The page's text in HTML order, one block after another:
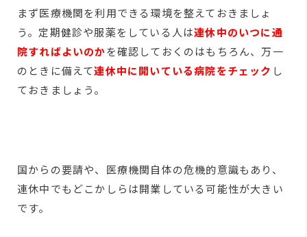
まず医療機関を利用できる環境を整えておきましょ
う。定期健診や服薬をしている人は連休中のいつに通
院すればよいのかを確認しておくのはもちろん、万一
のときに備えて連休中に開いている病院をチェック し
ておきましょう。
国からの要請や、医療機関自体の危機的意識もあり、
連休中でもどこかしらは開業している可能性が大きい
です。